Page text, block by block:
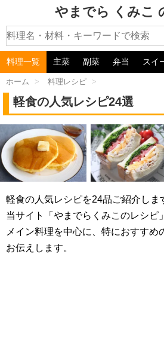
やまでら くみこ
料理一覧 主菜 副菜 弁当 スイ
ホーム > 料理レシピ >
軽食の人気レシピ24選
軽食の人気レシピを24品ご紹介しま
当サイト「やまでらくみこのレシピ
メイン料理を中心に、特におすすめ
お伝えします。